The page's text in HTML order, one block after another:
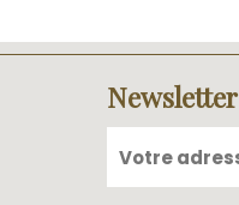
Newsletter